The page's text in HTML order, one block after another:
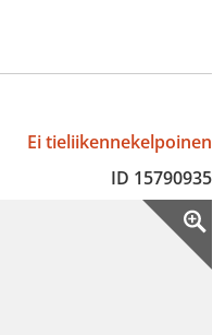
Ei tieliikennekelpoinen
ID 15790935